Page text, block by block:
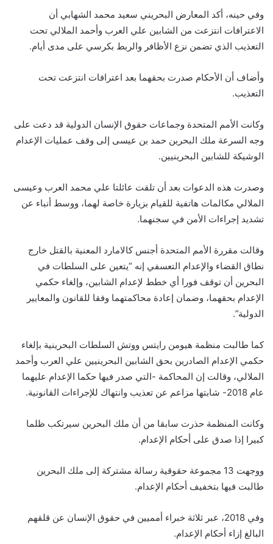
وفي حينه، أكد المعارض البحريني سعيد محمد الشهابي أن
الاعترافات انتزعت من الشابين علي العرب وأحمد الملالي تحت
التعذيب الذي تضمن نزع الأظافر والربط بكرسي على مدى أيام.
وأضاف أن الأحكام صدرت بحقهما بعد اعترافات انتزعت تحت
التعذيب.
وكانت الأمم المتحدة وجماعات حقوق الإنسان الدولية قد دعت على
وجه السرعة ملك البحرين حمد بن عيسى إلى وقف عمليات الإعدام
الوشيكة للشابين البحرينيين.
وصدرت هذه الدعوات بعد أن تلقت عائلتا علي محمد العرب وعيسى
الملالي مكالمات هاتفية للقيام بزيارة خاصة لهما، ووسط أنباء عن
تشديد إجراءات الأمن في سجنهما.
وقالت مقررة الأمم المتحدة أجنس كالامارد المعنية بالقتل خارج
نطاق القضاء والإعدام التعسفي إنه “يتعين على السلطات في
البحرين أن توقف فورا أي خطط لإعدام الشابين، وإلغاء حكمي
الإعدام بحقهما، وضمان إعادة محاكمتهما وفقا للقانون والمعايير
الدولية”.
كما طالبت منظمة هيومن رايتس ووتش السلطات البحرينية بإلغاء
حكمي الإعدام الصادرين بحق الشابين البحرينيين علي العرب وأحمد
الملالي، وقالت إن المحاكمة -التي صدر فيها حكما الإعدام عليهما
عام 2018- شابتها مزاعم عن تعذيب وانتهاك للإجراءات القانونية.
وكانت المنظمة حذرت سابقا من أن ملك البحرين سيرتكب ظلما
كبيرا إذا صدق على أحكام الإعدام.
ووجهت 13 مجموعة حقوقية رسالة مشتركة إلى ملك البحرين
طالبت فيها بتخفيف أحكام الإعدام.
وفي 2018، عبر ثلاثة خبراء أمميين في حقوق الإنسان عن قلقهم
البالغ إزاء أحكام الإعدام.